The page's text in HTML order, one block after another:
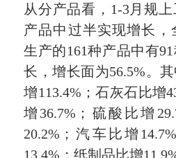
从分产品看，1-3月规
产品中过半实现增长，
生产的161种产品中有
长，增长面为56.5%。
增113.4%；石灰石比增
增36.7%；硫酸比增
20.2%；汽车比增
13.4%；纸制品比增